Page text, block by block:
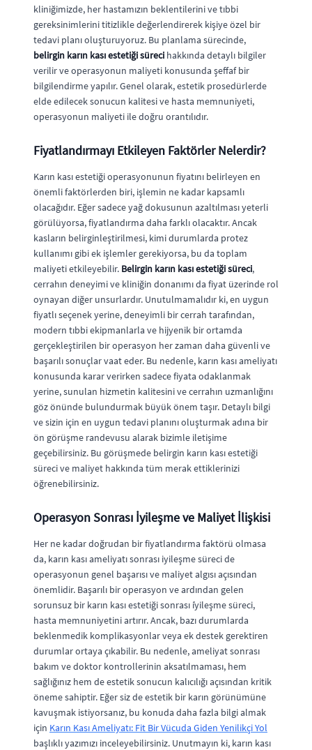
kliniğimizde, her hastamızın beklentilerini ve tıbbi
gereksinimlerini titizlikle değerlendirerek kişiye özel bir
tedavi planı oluşturuyoruz. Bu planlama sürecinde,
belirgin karın kası estetiği süreci hakkında detaylı bilgiler
verilir ve operasyonun maliyeti konusunda şeffaf bir
bilgilendirme yapılır. Genel olarak, estetik prosedürlerde
elde edilecek sonucun kalitesi ve hasta memnuniyeti,
operasyonun maliyeti ile doğru orantılıdır.
Fiyatlandırmayı Etkileyen Faktörler Nelerdir?
Karın kası estetiği operasyonunun fiyatını belirleyen en
önemli faktörlerden biri, işlemin ne kadar kapsamlı
olacağıdır. Eğer sadece yağ dokusunun azaltılması yeterli
görülüyorsa, fiyatlandırma daha farklı olacaktır. Ancak
kasların belirginleştirilmesi, kimi durumlarda protez
kullanımı gibi ek işlemler gerekiyorsa, bu da toplam
maliyeti etkileyebilir. Belirgin karın kası estetiği süreci,
cerrahın deneyimi ve kliniğin donanımı da fiyat üzerinde rol
oynayan diğer unsurlardır. Unutulmamalıdır ki, en uygun
fiyatlı seçenek yerine, deneyimli bir cerrah tarafından,
modern tıbbi ekipmanlarla ve hijyenik bir ortamda
gerçekleştirilen bir operasyon her zaman daha güvenli ve
başarılı sonuçlar vaat eder. Bu nedenle, karın kası ameliyatı
konusunda karar verirken sadece fiyata odaklanmak
yerine, sunulan hizmetin kalitesini ve cerrahın uzmanlığını
göz önünde bulundurmak büyük önem taşır. Detaylı bilgi
ve sizin için en uygun tedavi planını oluşturmak adına bir
ön görüşme randevusu alarak bizimle iletişime
geçebilirsiniz. Bu görüşmede belirgin karın kası estetiği
süreci ve maliyet hakkında tüm merak ettiklerinizi
öğrenebilirsiniz.
Operasyon Sonrası İyileşme ve Maliyet İlişkisi
Her ne kadar doğrudan bir fiyatlandırma faktörü olmasa
da, karın kası ameliyatı sonrası iyileşme süreci de
operasyonun genel başarısı ve maliyet algısı açısından
önemlidir. Başarılı bir operasyon ve ardından gelen
sorunsuz bir karın kası estetiği sonrası i̇yileşme süreci,
hasta memnuniyetini artırır. Ancak, bazı durumlarda
beklenmedik komplikasyonlar veya ek destek gerektiren
durumlar ortaya çıkabilir. Bu nedenle, ameliyat sonrası
bakım ve doktor kontrollerinin aksatılmaması, hem
sağlığınız hem de estetik sonucun kalıcılığı açısından kritik
öneme sahiptir. Eğer siz de estetik bir karın görünümüne
kavuşmak istiyorsanız, bu konuda daha fazla bilgi almak
için Karın Kası Ameliyatı: Fit Bir Vücuda Giden Yenilikçi Yol
başlıklı yazımızı inceleyebilirsiniz. Unutmayın ki, karın kası